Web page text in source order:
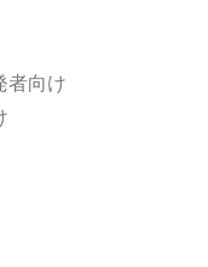
者向け